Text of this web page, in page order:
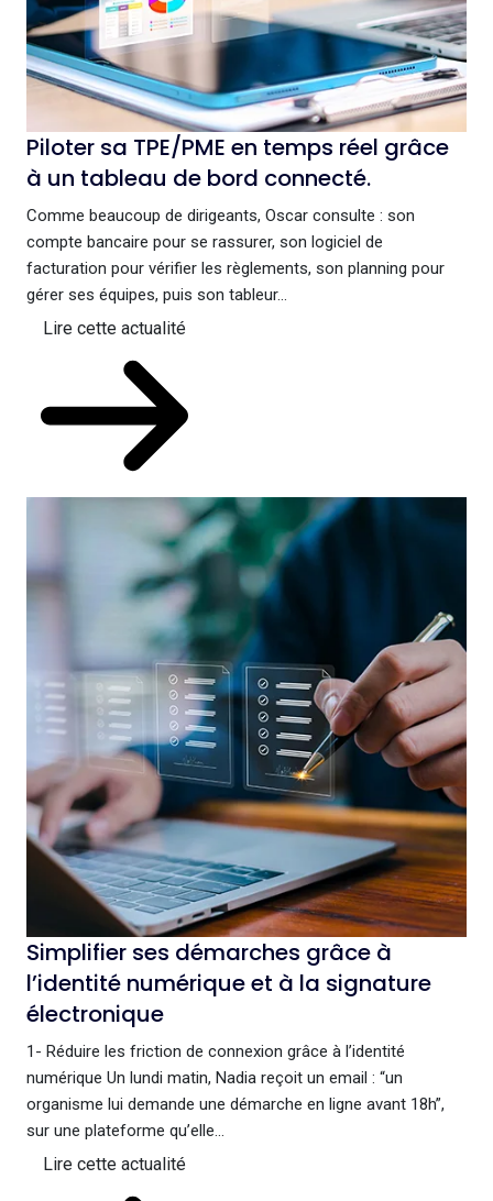
Piloter sa TPE/PME en temps réel grâce
à un tableau de bord connecté.
Comme beaucoup de dirigeants, Oscar consulte : son
compte bancaire pour se rassurer, son logiciel de
facturation pour vérifier les règlements, son planning pour
gérer ses équipes, puis son tableur...
Lire cette actualité
Simplifier ses démarches grâce à
l’identité numérique et à la signature
électronique
1- Réduire les friction de connexion grâce à l’identité
numérique Un lundi matin, Nadia reçoit un email : “un
organisme lui demande une démarche en ligne avant 18h”,
sur une plateforme qu’elle...
Lire cette actualité